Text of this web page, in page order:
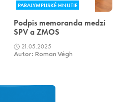
PARALYMPIJSKÉ HNUTIE
Podpis memoranda medzi
SPV a ZMOS
21.05.2025
Autor: Roman Végh